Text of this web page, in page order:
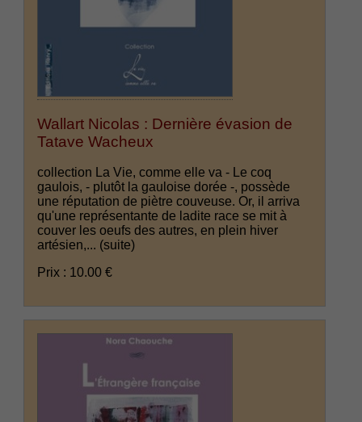
Wallart Nicolas : Dernière évasion de
Tatave Wacheux
collection La Vie, comme elle va - Le coq
gaulois, - plutôt la gauloise dorée -, possède
une réputation de piètre couveuse. Or, il arriva
qu'une représentante de ladite race se mit à
couver les oeufs des autres, en plein hiver
artésien,... (suite)
Prix : 10.00 €